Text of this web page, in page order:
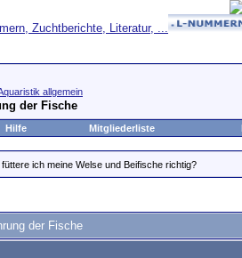
allgemein
der Fische
Hilfe Mitgliederliste
füttere ich meine Welse und Beifische richtig?
der Fische